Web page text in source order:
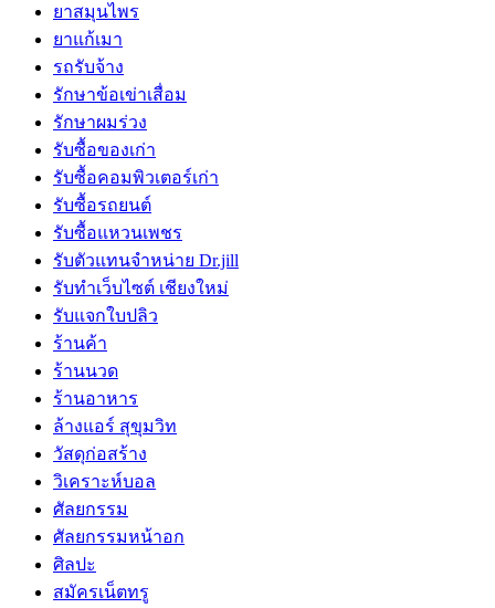
ยาสมุนไพร
ยาแก้เมา
รถรับจ้าง
รักษาข้อเข่าเสื่อม
รักษาผมร่วง
รับซื้อของเก่า
รับซื้อคอมพิวเตอร์เก่า
รับซื้อรถยนต์
รับซื้อแหวนเพชร
รับตัวแทนจำหน่าย Dr.jill
รับทำเว็บไซต์ เชียงใหม่
รับแจกใบปลิว
ร้านค้า
ร้านนวด
ร้านอาหาร
ล้างแอร์ สุขุมวิท
วัสดุก่อสร้าง
วิเคราะห์บอล
ศัลยกรรม
ศัลยกรรมหน้าอก
ศิลปะ
สมัครเน็ตทรู